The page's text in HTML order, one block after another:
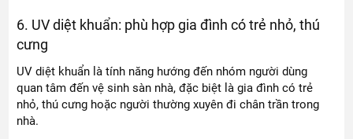
6. UV diệt khuẩn: phù hợp gia đình có trẻ nhỏ, thú
cưng
UV diệt khuẩn là tính năng hướng đến nhóm người dùng
quan tâm đến vệ sinh sàn nhà, đặc biệt là gia đình có trẻ
nhỏ, thú cưng hoặc người thường xuyên đi chân trần trong
nhà.